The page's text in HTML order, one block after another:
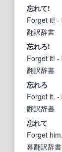
忘れて!
Forget it! -
翻訳辞書
忘れろ!
Forget it! -
翻訳辞書
忘れろ
Forget it. -
翻訳辞書
忘れて
Forget him.
幕翻訳辞書